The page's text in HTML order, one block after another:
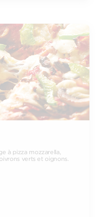
à pizza mozzarella,
verts et oignons.